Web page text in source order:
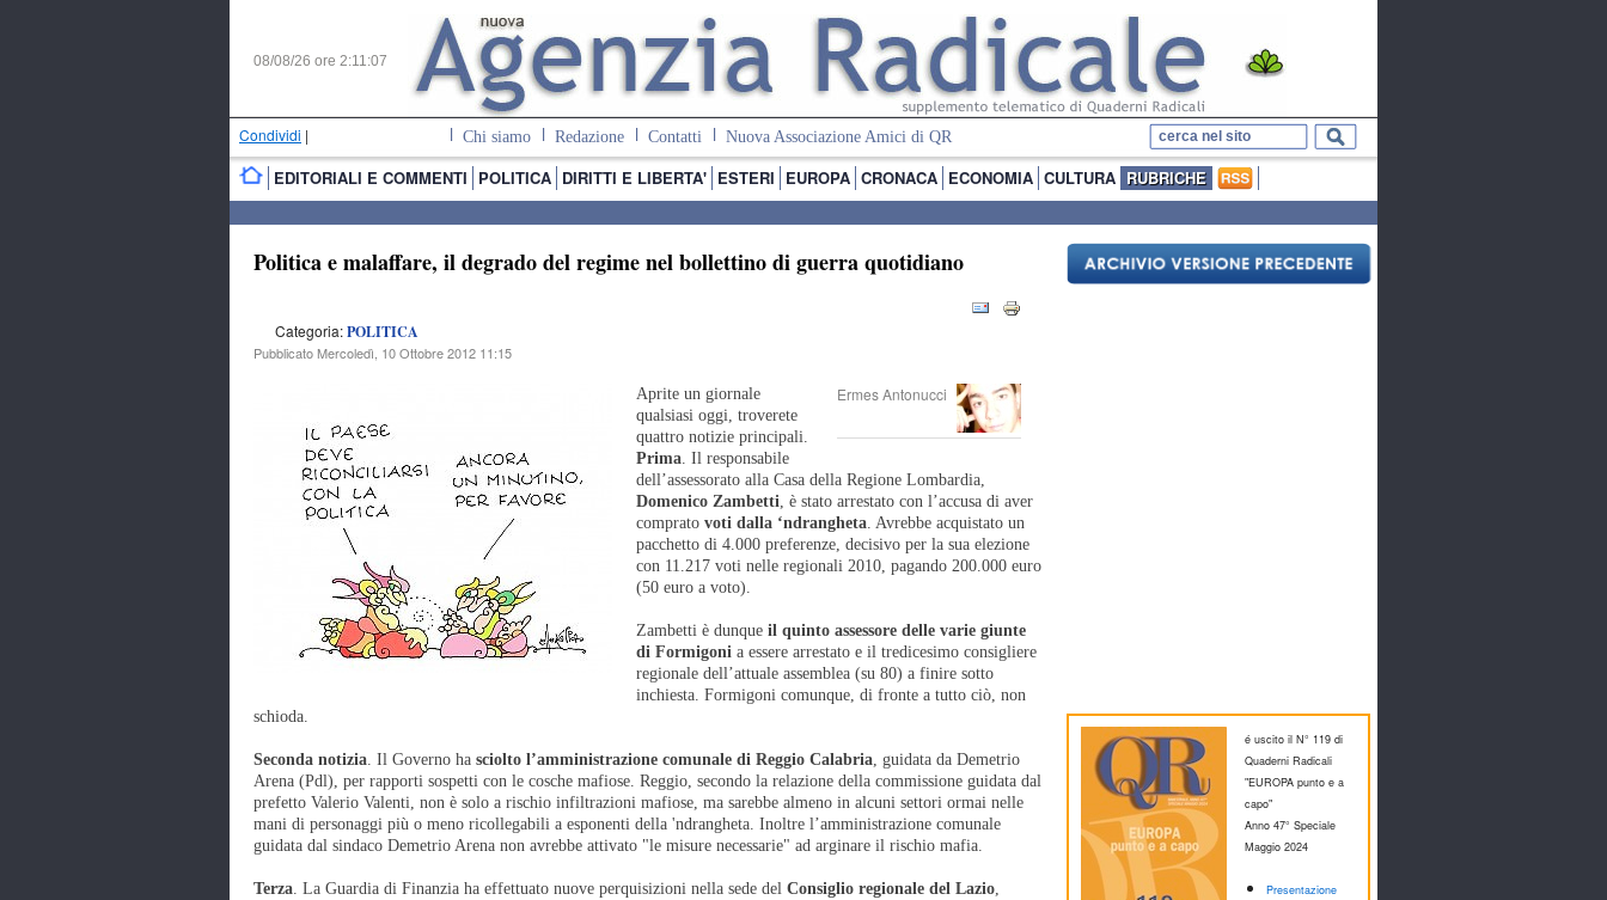
08/08/26 ore 2:11:08
Condividi | Chi siamo Redazione Contatti Nuova Associazione Amici di QR
EDITORIALI E COMMENTI POLITICA DIRITTI E LIBERTA' ESTERI EUROPA CRONACA ECONOMIA CULTURA RUBRICHE
Politica e malaffare, il degrado del regime nel bollettino di guerra quotidiano
Categoria:POLITICA
Pubblicato Mercoledì, 10 Ottobre 2012 11:15
Ermes Antonucci
Aprite un giornale
qualsiasi oggi, troverete
quattro notizie principali.
Prima. Il responsabile
dell’assessorato alla Casa della Regione Lombardia,
Domenico Zambetti, è stato arrestato con l’accusa di aver
comprato voti dalla ‘ndrangheta. Avrebbe acquistato un
pacchetto di 4.000 preferenze, decisivo per la sua elezione
con 11.217 voti nelle regionali 2010, pagando 200.000 euro
(50 euro a voto).
Zambetti è dunque il quinto assessore delle varie giunte
di Formigoni a essere arrestato e il tredicesimo consigliere
regionale dell’attuale assemblea (su 80) a finire sotto
inchiesta. Formigoni comunque, di fronte a tutto ciò, non
schioda.
Seconda notizia. Il Governo ha sciolto l’amministrazione comunale di Reggio Calabria, guidata da Demetrio
Arena (Pdl), per rapporti sospetti con le cosche mafiose. Reggio, secondo la relazione della commissione guidata dal
prefetto Valerio Valenti, non è solo a rischio infiltrazioni mafiose, ma sarebbe almeno in alcuni settori ormai nelle
mani di personaggi più o meno ricollegabili a esponenti della 'ndrangheta. Inoltre l’amministrazione comunale
guidata dal sindaco Demetrio Arena non avrebbe attivato "le misure necessarie" ad arginare il rischio mafia.
Terza. La Guardia di Finanzia ha effettuato nuove perquisizioni nella sede del Consiglio regionale del Lazio,
é uscito il N° 119 di
Quaderni Radicali
"EUROPA punto e a
capo"
Anno 47° Speciale
Maggio 2024
Presentazione